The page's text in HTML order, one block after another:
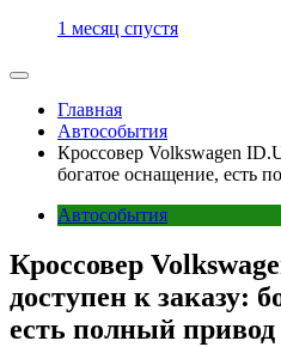
1 месяц спустя
Главная
Автособытия
Кроссовер Volkswagen
богатое оснащение, есть
Автособытия
Кроссовер
доступен к заказу:
есть полный привод